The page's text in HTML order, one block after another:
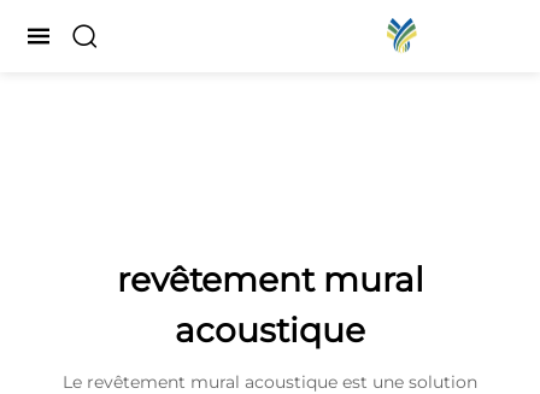
revêtement mural
acoustique
Le revêtement mural acoustique est une solution